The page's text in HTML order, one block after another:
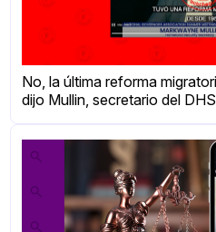
No, la última reforma
dijo Mullin, secretario del